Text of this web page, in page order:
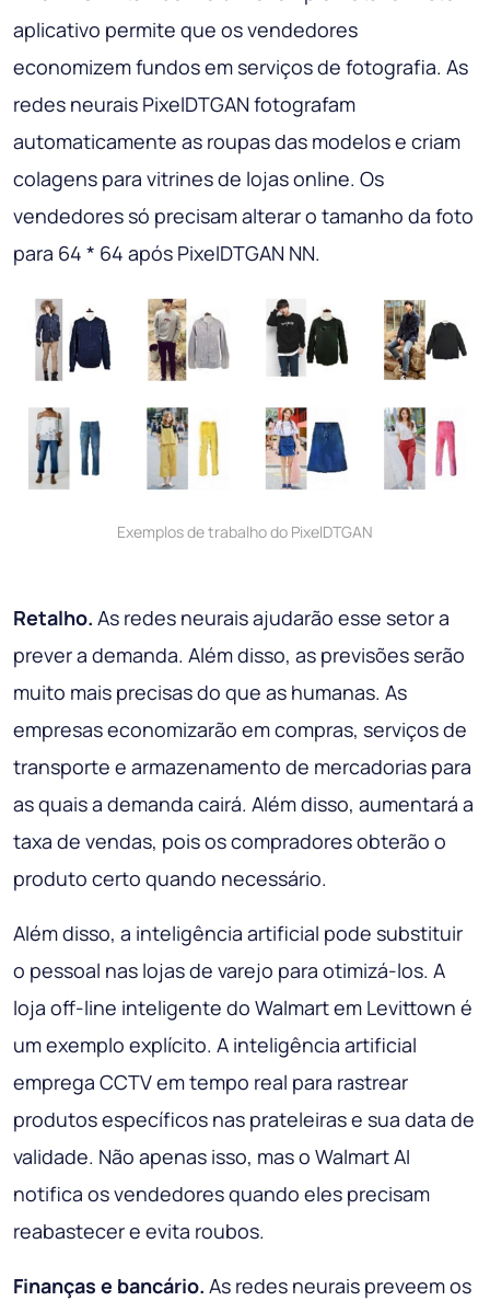
aplicativo permite que os vendedores
economizem fundos em serviços de fotografia. As
redes neurais PixelDTGAN fotografam
automaticamente as roupas das modelos e criam
colagens para vitrines de lojas online. Os
vendedores só precisam alterar o tamanho da foto
para 64 * 64 após PixelDTGAN NN.
Exemplos de trabalho do PixelDTGAN
Retalho. As redes neurais ajudarão esse setor a
prever a demanda. Além disso, as previsões serão
muito mais precisas do que as humanas. As
empresas economizarão em compras, serviços de
transporte e armazenamento de mercadorias para
as quais a demanda cairá. Além disso, aumentará a
taxa de vendas, pois os compradores obterão o
produto certo quando necessário.
Além disso, a inteligência artificial pode substituir
o pessoal nas lojas de varejo para otimizá-los. A
loja off-line inteligente do Walmart em Levittown é
um exemplo explícito. A inteligência artificial
emprega CCTV em tempo real para rastrear
produtos específicos nas prateleiras e sua data de
validade. Não apenas isso, mas o Walmart AI
notifica os vendedores quando eles precisam
reabastecer e evita roubos.
Finanças e bancário. As redes neurais preveem os